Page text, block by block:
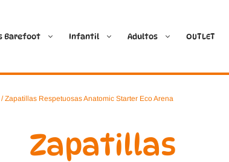
Barefoot
Cóndor
Deditos
Infantil Adultos OUTLET
/ Zapatillas Respetuosas Anatomic Starter Eco Arena
Zapatillas